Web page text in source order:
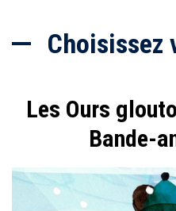
Choisissez
Les Ours
Bande-